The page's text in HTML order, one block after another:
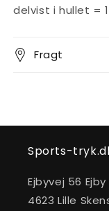
delvist i hullet =
Fragt
Sports-
Ejbyvej 56 Ejby
4623 Lille